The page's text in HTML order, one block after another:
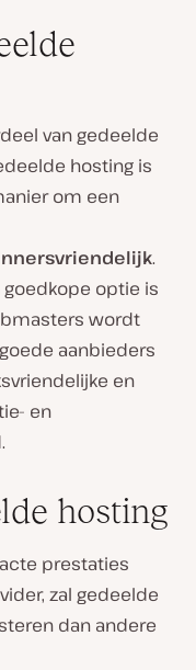
van gedeelde
hosting is
om een
.
optie is
wordt
aanbieders
en
en
hosting
prestaties
zal gedeelde
dan andere